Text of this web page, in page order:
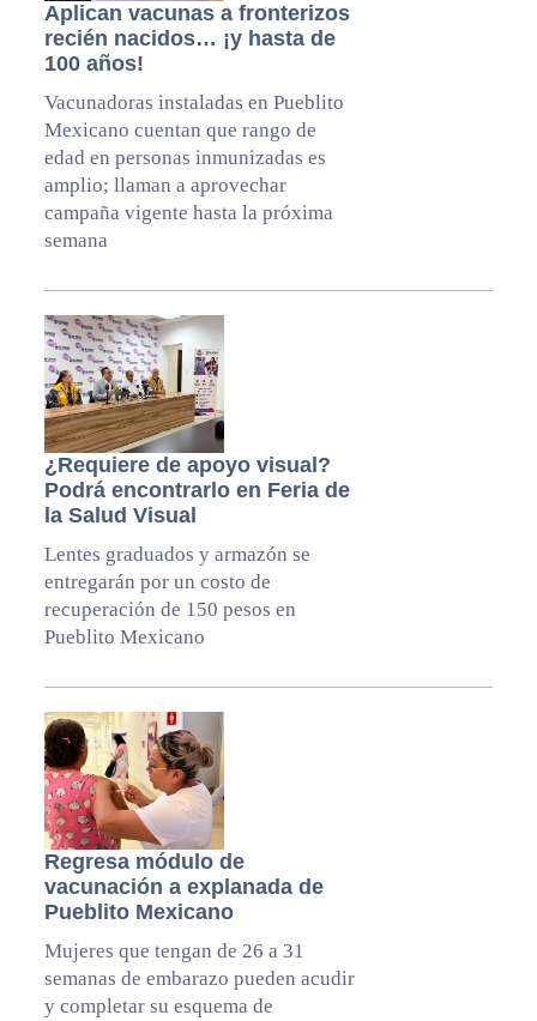
Aplican vacunas a fronterizos
recién nacidos… ¡y hasta de
100 años!
Vacunadoras instaladas en Pueblito
Mexicano cuentan que rango de
edad en personas inmunizadas es
amplio; llaman a aprovechar
campaña vigente hasta la próxima
semana
¿Requiere de apoyo visual?
Podrá encontrarlo en Feria de
la Salud Visual
Lentes graduados y armazón se
entregarán por un costo de
recuperación de 150 pesos en
Pueblito Mexicano
Regresa módulo de
vacunación a explanada de
Pueblito Mexicano
Mujeres que tengan de 26 a 31
semanas de embarazo pueden acudir
y completar su esquema de